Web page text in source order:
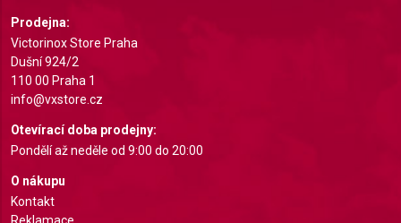
Prodejna:
Victorinox Store Praha
Dušní 924/2
110 00 Praha 1
info@vxstore.cz
Otevírací doba prodejny:
Pondělí až neděle od 9:00 do 20:00
O nákupu
Kontakt
Reklamace
Understand audiences through statistics or
combinations of data from different sources
Develop and improve services
Use limited data to select content
IAB Special Features:
Identify devices based on information actively
requested